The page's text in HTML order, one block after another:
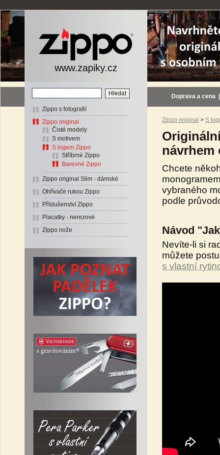
www.zapiky.cz
Zippo s fotografií
Zippo original
Čisté modely
S motivem
S logem Zippo
Stříbrné Zippo
Barevné Zippo
Zippo original Slim - dámské
Ohřívače rukou Zippo
Příslušenství Zippo
Placatky - nerezové
Zippo nože
Doprava a cena
Zippo original > S
návrhem
Chcete
vybraného
podle
Návod
Nevíte-li si
můžete
s vlastní